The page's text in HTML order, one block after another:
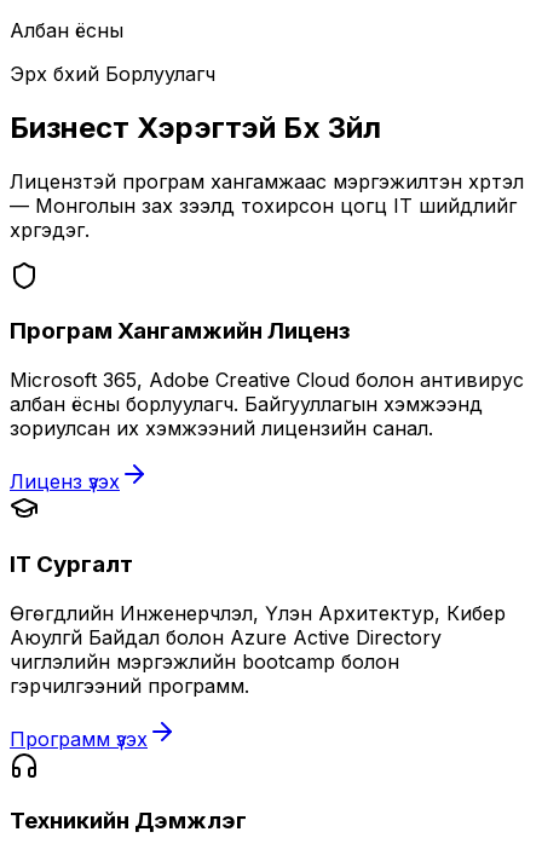
Албан ёсны
Эрх бүхий Борлуулагч
Бизнест Хэрэгтэй Бүх Зүйл
Лицензтэй програм хангамжаас мэргэжилтэн хүртэл
— Монголын зах зээлд тохирсон цогц IT шийдлийг
хүргэдэг.
Програм Хангамжийн Лиценз
Microsoft 365, Adobe Creative Cloud болон антивирус
албан ёсны борлуулагч. Байгууллагын хэмжээнд
зориулсан их хэмжээний лицензийн санал.
Лиценз үзэх
IT Сургалт
Өгөгдлийн Инженерчлэл, Үүлэн Архитектур, Кибер
Аюулгүй Байдал болон Azure Active Directory
чиглэлийн мэргэжлийн bootcamp болон
гэрчилгээний программ.
Программ үзэх
Техникийн Дэмжлэг